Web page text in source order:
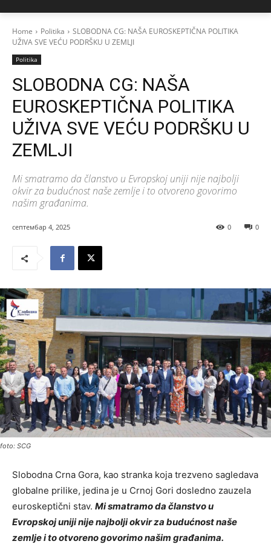
Home Politika
SLOBODNA CG: NAŠA EUROSKEPTIČNA POLITIKA
UŽIVA SVE VEĆU PODRŠKU U ZEMLJI
Politika
SLOBODNA CG: NAŠA
EUROSKEPTIČNA POLITIKA
UŽIVA SVE VEĆU PODRŠKU U
ZEMLJI
Mi smatramo da članstvo u Evropskoj uniji nije najbolji
okvir za budućnost naše zemlje i to otvoreno govorimo
našim građanima.
септембар 4, 2025 0
0
foto: SCG
Slobodna Crna Gora, kao stranka koja trezveno sagledava
globalne prilike, jedina je u Crnoj Gori dosledno zauzela
euroskeptični stav. Mi smatramo da članstvo u
Evropskoj uniji nije najbolji okvir za budućnost naše
zemlje i to otvoreno govorimo našim građanima.